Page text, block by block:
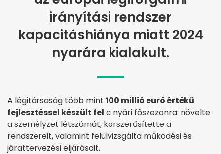
irányítási rendszer
kapacitáshiánya miatt 2024
nyarára kialakult.
A légitársaság több mint 100 millió euró értékű
fejlesztéssel készült fel a nyári főszezonra: növelte
a személyzet létszámát, korszerűsítette a
rendszereit, valamint felülvizsgálta működési és
járattervezési eljárásait.